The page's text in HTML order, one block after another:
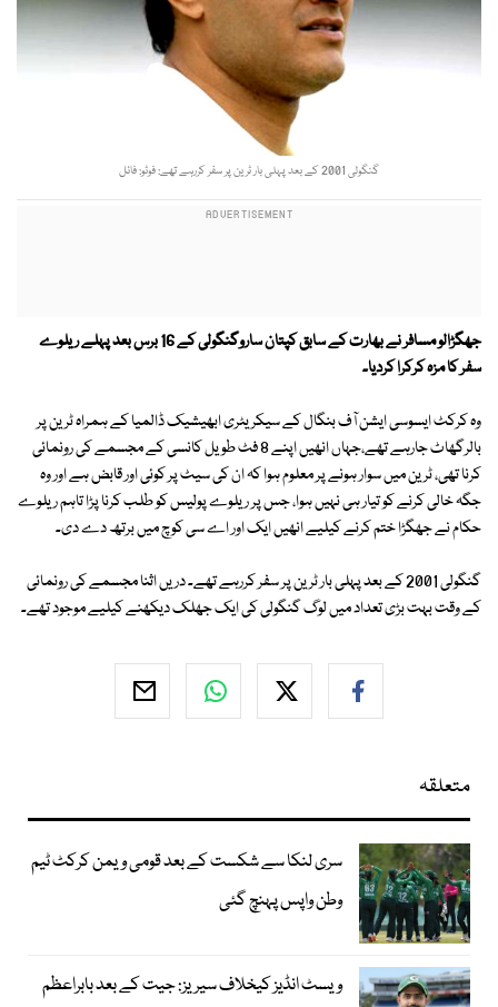
گنگولی 2001 کے بعد پہلی بار ٹرین پر سفر کررہے تھے: فوٹو: فائل
جھگڑالو مسافر نے بھارت کے سابق کپتان ساروگنگولی کے 16 برس بعد پہلے ریلوے
سفر کا مزہ کرکرا کردیا۔
وہ کرکٹ ایسوسی ایشن آف بنگال کے سیکریٹری ابھیشیک ڈالمیا کے ہمراہ ٹرین پر
بالرگھاٹ جارہے تھے،جہاں انھیں اپنے 8 فٹ طویل کانسی کے مجسمے کی رونمائی
کرنا تھی، ٹرین میں سوار ہونے پر معلوم ہوا کہ ان کی سیٹ پر کوئی اور قابض ہے اور وہ
جگہ خالی کرنے کو تیار ہی نہیں ہوا، جس پر ریلوے پولیس کو طلب کرنا پڑا تاہم ریلوے
حکام نے جھگڑا ختم کرنے کیلیے انھیں ایک اور اے سی کوچ میں برتھ دے دی۔
گنگولی 2001 کے بعد پہلی بار ٹرین پر سفر کررہے تھے۔ دریں اثنا مجسمے کی رونمائی
کے وقت بہت بڑی تعداد میں لوگ گنگولی کی ایک جھلک دیکھنے کیلیے موجود تھے۔
متعلقہ
سری لنکا سے شکست کے بعد قومی ویمن کرکٹ ٹیم
وطن واپس پہنچ گئی
ویسٹ انڈیز کیخلاف سیریز: جیت کے بعد بابراعظم